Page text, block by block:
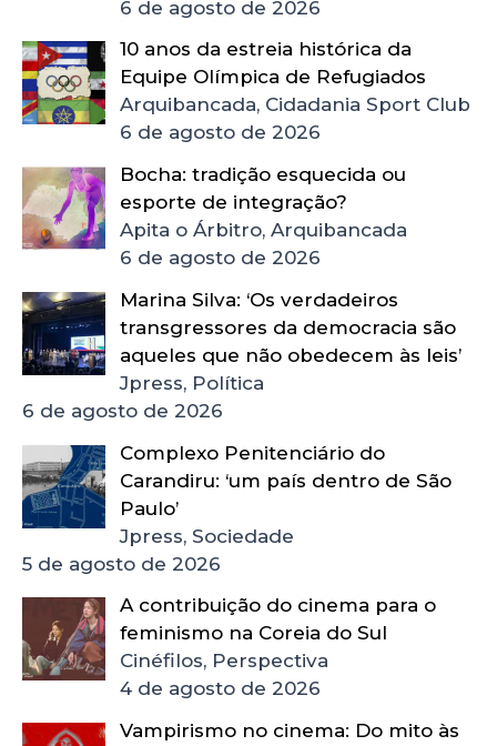
6 de agosto de 2026
10 anos da estreia histórica da
Equipe Olímpica de Refugiados
Arquibancada, Cidadania Sport Club
6 de agosto de 2026
Bocha: tradição esquecida ou
esporte de integração?
Apita o Árbitro, Arquibancada
6 de agosto de 2026
Marina Silva: ‘Os verdadeiros
transgressores da democracia são
aqueles que não obedecem às leis’
Jpress, Política
6 de agosto de 2026
Complexo Penitenciário do
Carandiru: ‘um país dentro de São
Paulo’
Jpress, Sociedade
5 de agosto de 2026
A contribuição do cinema para o
feminismo na Coreia do Sul
Cinéfilos, Perspectiva
4 de agosto de 2026
Vampirismo no cinema: Do mito às